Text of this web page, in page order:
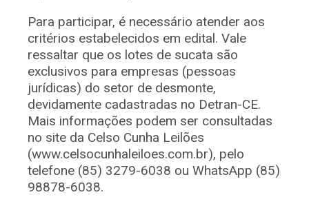
Para participar, é necessário atender aos
critérios estabelecidos em edital. Vale
ressaltar que os lotes de sucata são
exclusivos para empresas (pessoas
jurídicas) do setor de desmonte,
devidamente cadastradas no Detran-CE.
Mais informações podem ser consultadas
no site da Celso Cunha Leilões
(www.celsocunhaleiloes.com.br), pelo
telefone (85) 3279-6038 ou WhatsApp (85)
98878-6038.